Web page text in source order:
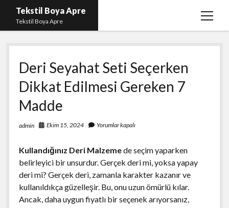
Tekstil Boya Apre
Tekstil Boya Apre
menüyü
Igtv Yorum Yükleme Hilesi Ücretsiz
Liste
Sayfa Listesi
Şifresiz Youtube Beğeni Yükseltme
Deri Seyahat Seti Seçerken
Dikkat Edilmesi Gereken 7
Madde
admin Ekim 15, 2024 Yorumlar kapalı
Kullandığınız Deri Malzemede seçim yaparken
belirleyici bir unsurdur. Gerçek deri mi, yoksa yapay
deri mi? Gerçek deri, zamanla karakter kazanır ve
kullanıldıkça güzelleşir. Bu, onu uzun ömürlü kılar.
Ancak, daha uygun fiyatlı bir seçenek arıyorsanız,